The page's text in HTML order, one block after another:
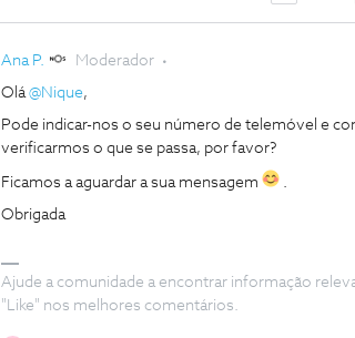
Ana P. Moderador
Olá@Nique,
Pode indicar-nos o seu número de telemóvel e
verificarmos o que se passa, por favor?
Ficamos a aguardar a sua mensagem .
Obrigada
Ajude a comunidade a encontrar informação
"Like" nos melhores comentários.